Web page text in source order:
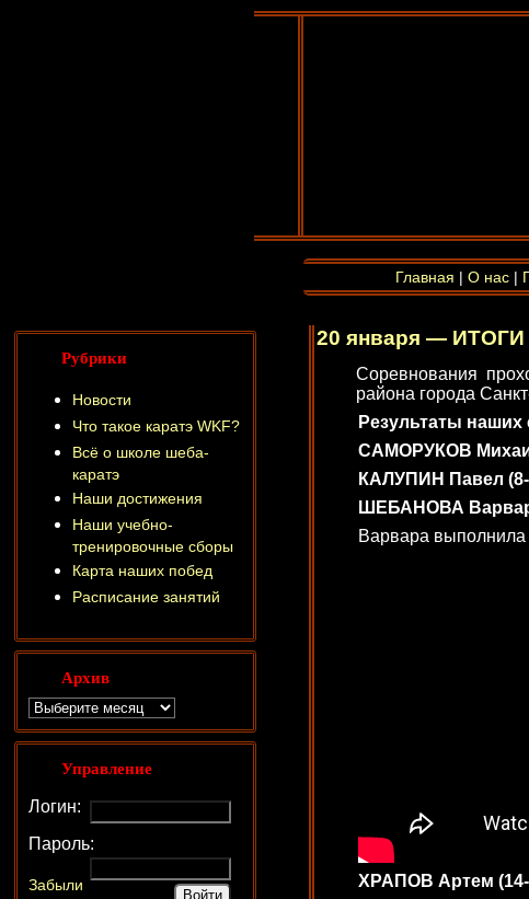
Главная | О нас |
20 января — ИТОГИ
Соревнования
района города
Результаты наших
САМОРУКОВ
КАЛУПИН Павел (8-
ШЕБАНОВА
Варвара выполнила
ХРАПОВ Артем (14-
Рубрики
Новости
Что такое каратэ WKF?
Всё о школе шеба-
каратэ
Наши достижения
Наши учебно-
тренировочные сборы
Карта наших побед
Расписание занятий
Архив
Управление
Логин:
Пароль:
Забыли